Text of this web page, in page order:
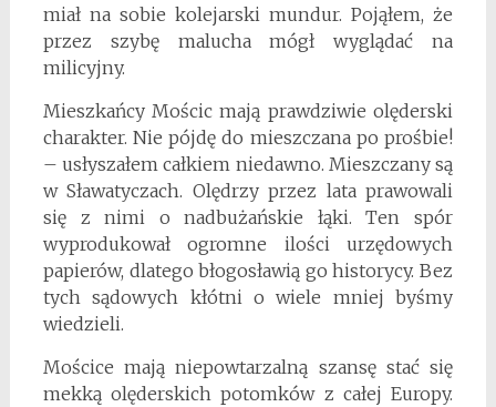
miał na sobie kolejarski mundur. Pojąłem, że
przez szybę malucha mógł wyglądać na
milicyjny.
Mieszkańcy Mościc mają prawdziwie olęderski
charakter. Nie pójdę do mieszczana po prośbie!
– usłyszałem całkiem niedawno. Mieszczany są
w Sławatyczach. Olędrzy przez lata prawowali
się z nimi o nadbużańskie łąki. Ten spór
wyprodukował ogromne ilości urzędowych
papierów, dlatego błogosławią go historycy. Bez
tych sądowych kłótni o wiele mniej byśmy
wiedzieli.
Mościce mają niepowtarzalną szansę stać się
mekką olęderskich potomków z całej Europy.